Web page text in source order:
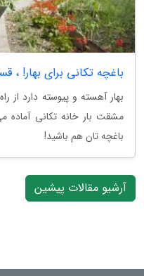
باغچه تکانی برای بهار! ،
بهار آهسته و پیوسته دارد از
مشقت بار خانه تکانی آماده
باغچه تان هم باشید!
آرشیو مقالات پیشین